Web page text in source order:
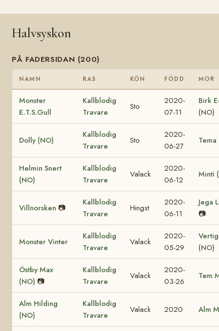
Halvsyskon
PÅ FADERSIDAN (200)
NAMN RAS KÖN FÖDD MOR
Monster
E.T.S.Gull
Kallblodig
Travare
Sto
2020-
07-11
Birk
(NO)
Dolly (NO)
Kallblodig
Travare
Sto
2020-
06-27
Helmin Snert
(NO)
Kallblodig
Travare
Valack
2020-
06-12
Minti
Villnorsken 📷
Kallblodig
Travare
Hingst
2020-
06-11
Jega
📷
Monster Vinter
Kallblodig
Travare
Valack
2020-
05-29
(NO)
Östby Max
(NO) 📷
Kallblodig
Travare
Valack
2020-
03-26
Tem
Alm Hilding
(NO)
Kallblodig
Travare
Valack 2020 Alm